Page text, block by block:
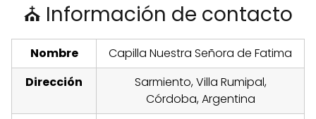
⛪ Información de contacto
Nombre
Capilla Nuestra Señora de Fatima
Dirección
Sarmiento, Villa Rumipal,
Córdoba, Argentina